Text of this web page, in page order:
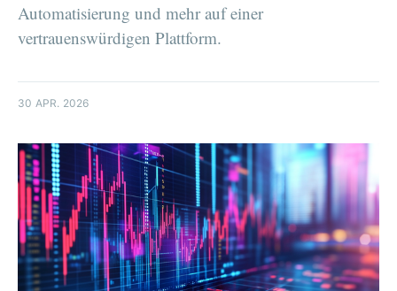
Automatisierung und mehr auf einer
vertrauenswürdigen Plattform.
30 APR. 2026